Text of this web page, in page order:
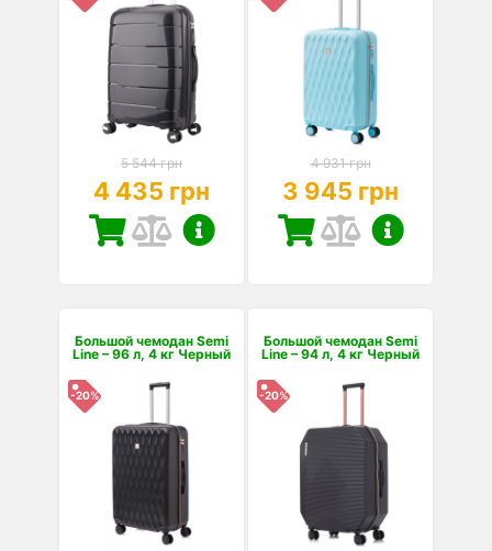
5 544 грн
4 435 грн
4 931 грн
3 945 грн
Большой чемодан Semi
Line – 96 л, 4 кг Черный
-20%
Большой чемодан Semi
Line – 94 л, 4 кг Черный
-20%